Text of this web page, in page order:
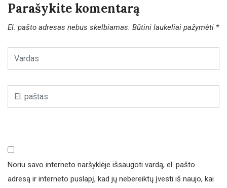
Parašykite komentarą
El. pašto adresas nebus skelbiamas. Būtini laukeliai pažymėti *
Noriu savo interneto naršyklėje išsaugoti vardą, el. pašto
adresą ir interneto puslapį, kad jų nebereiktų įvesti iš naujo, kai